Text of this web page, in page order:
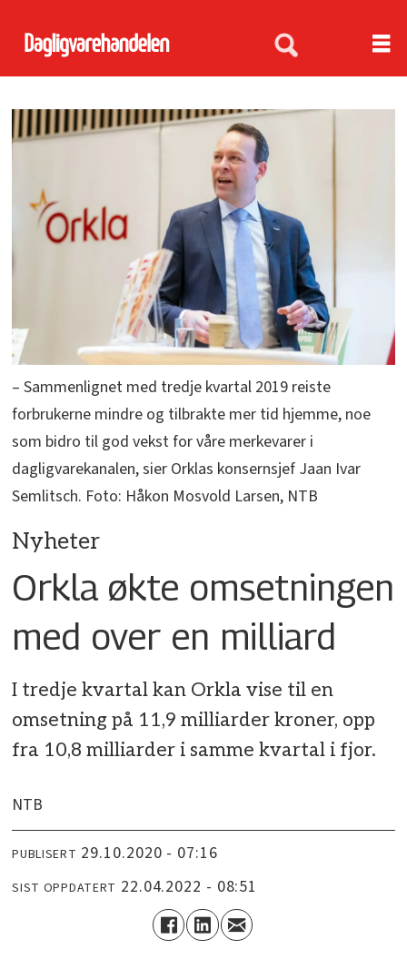
– Sammenlignet med tredje kvartal 2019 reiste
forbrukerne mindre og tilbrakte mer tid hjemme, noe
som bidro til god vekst for våre merkevarer i
dagligvarekanalen, sier Orklas konsernsjef Jaan Ivar
Semlitsch. Foto: Håkon Mosvold Larsen, NTB
Nyheter
Orkla økte omsetningen
med over en milliard
I tredje kvartal kan Orkla vise til en
omsetning på 11,9 milliarder kroner, opp
fra 10,8 milliarder i samme kvartal i fjor.
NTB
PUBLISERT 29.10.2020 - 07:16
SIST OPPDATERT 22.04.2022 - 08:51